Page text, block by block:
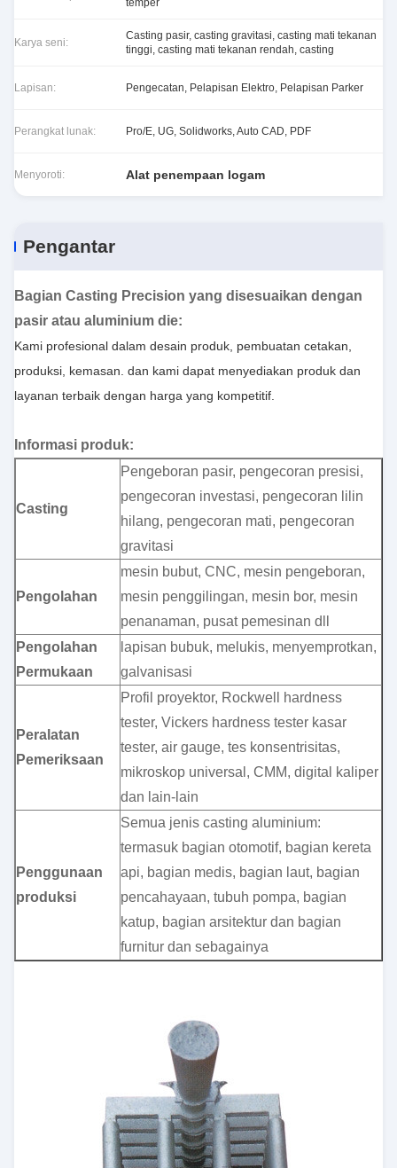
temper
Karya seni:
Casting pasir, casting gravitasi, casting mati tekanan
tinggi, casting mati tekanan rendah, casting
Lapisan: Pengecatan, Pelapisan Elektro, Pelapisan Parker
Perangkat lunak: Pro/E, UG, Solidworks, Auto CAD, PDF
Menyoroti: Alat penempaan logam
Pengantar
Bagian Casting Precision yang disesuaikan dengan
pasir atau aluminium die:
Kami profesional dalam desain produk, pembuatan cetakan,
produksi, kemasan. dan kami dapat menyediakan produk dan
layanan terbaik dengan harga yang kompetitif.
Informasi produk:
Casting
Pengeboran pasir, pengecoran presisi,
pengecoran investasi, pengecoran lilin
hilang, pengecoran mati, pengecoran
gravitasi
Pengolahan
mesin bubut, CNC, mesin pengeboran,
mesin penggilingan, mesin bor, mesin
penanaman, pusat pemesinan dll
Pengolahan
Permukaan
lapisan bubuk, melukis, menyemprotkan,
galvanisasi
Peralatan
Pemeriksaan
Profil proyektor, Rockwell hardness
tester, Vickers hardness tester kasar
tester, air gauge, tes konsentrisitas,
mikroskop universal, CMM, digital kaliper
dan lain-lain
Penggunaan
produksi
Semua jenis casting aluminium:
termasuk bagian otomotif, bagian kereta
api, bagian medis, bagian laut, bagian
pencahayaan, tubuh pompa, bagian
katup, bagian arsitektur dan bagian
furnitur dan sebagainya